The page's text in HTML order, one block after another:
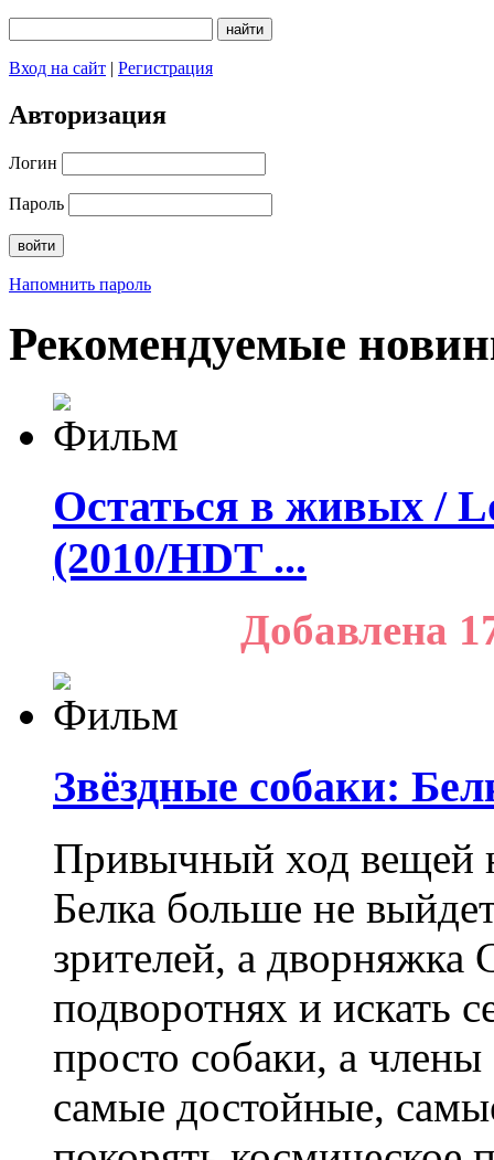
Вход на сайт | Регистрация
Авторизация
Логин
Пароль
Напомнить пароль
Рекомендуемые
Остаться в живых /
(2010/HDT ...
Добавлена
Звёздные собаки:
Привычный ход вещей
Белка больше не
зрителей, а дворняжка
подворотнях и искать
просто собаки, а
самые достойные,